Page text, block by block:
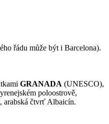
řádu může být i Barcelona).
GRANADA (UNESCO),
poloostrově,
arabská čtvrť Albaicín.